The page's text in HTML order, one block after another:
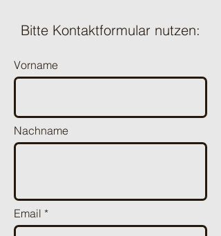
Bitte Kontaktformular nutzen:
Vorname
Nachname
Email